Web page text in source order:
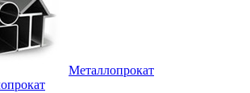
Металлопрокат